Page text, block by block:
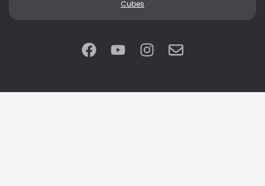
Cubes